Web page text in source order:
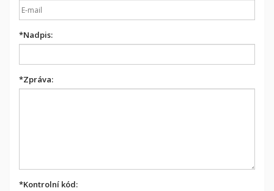
*Nadpis:
*Zpráva:
*Kontrolní kód: